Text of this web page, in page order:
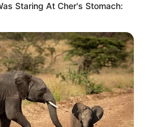
Staring At Cher's Stomach: